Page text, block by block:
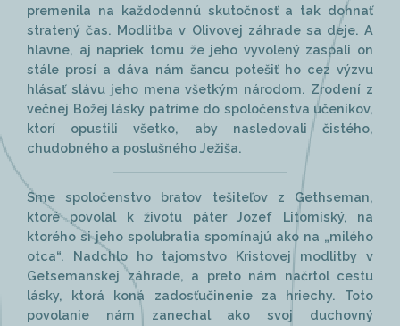
premenila na každodennú skutočnosť a tak dohnať
stratený čas. Modlitba v Olivovej záhrade sa deje. A
hlavne, aj napriek tomu že jeho vyvolený zaspali on
stále prosí a dáva nám šancu potešiť ho cez výzvu
hlásať slávu jeho mena všetkým národom. Zrodení z
večnej Božej lásky patríme do spoločenstva učeníkov,
ktorí opustili všetko, aby nasledovali čistého,
chudobného a poslušného Ježiša.
Sme spoločenstvo bratov tešiteľov z Gethseman,
ktoré povolal k životu páter Jozef Litomiský, na
ktorého si jeho spolubratia spomínajú ako na „milého
otca“. Nadchlo ho tajomstvo Kristovej modlitby v
Getsemanskej záhrade, a preto nám načrtol cestu
lásky, ktorá koná zadosťučinenie za hriechy. Toto
povolanie nám zanechal ako svoj duchovný